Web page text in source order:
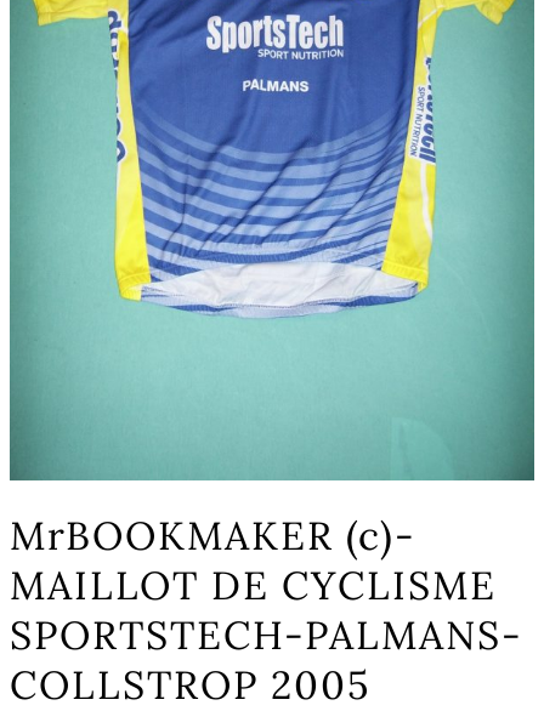
MrBOOKMAKER (c)-
MAILLOT DE CYCLISME
SPORTSTECH-PALMANS-
COLLSTROP 2005